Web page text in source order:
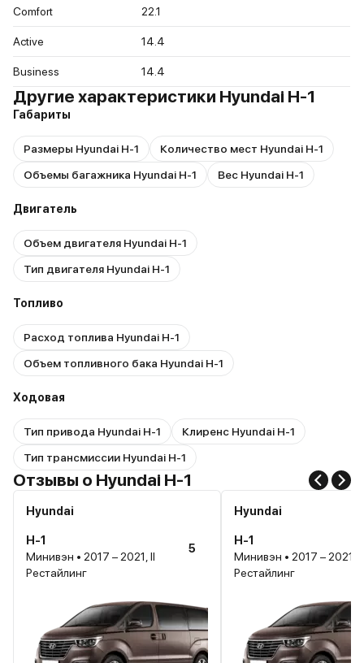
Comfort
22.1
Active 14.4
Business 14.4
Другие характеристики Hyundai H-1
Габариты
Размеры Hyundai H-1
Количество мест Hyundai H-1
Объемы багажника Hyundai H-1
Вес Hyundai H-1
Двигатель
Объем двигателя Hyundai H-1
Тип двигателя Hyundai H-1
Топливо
Расход топлива Hyundai H-1
Объем топливного бака Hyundai H-1
Ходовая
Тип привода Hyundai H-1
Клиренс Hyundai H-1
Тип трансмиссии Hyundai H-1
Отзывы о Hyundai H-1
Hyundai
H-1
Минивэн • 2017 – 2021, II
Рестайлинг
5
Hyundai
H-1
Минивэн • 2017 – 2021, II
Рестайлинг